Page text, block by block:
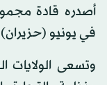
أصدره قادة
في يونيو
وتسعى الولايات